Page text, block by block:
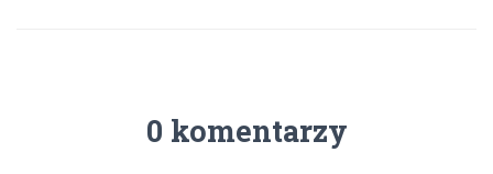
0 komentarzy